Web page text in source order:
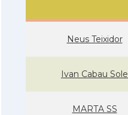
Neus Teixidor
Ivan Cabau Sole
MARTA SS